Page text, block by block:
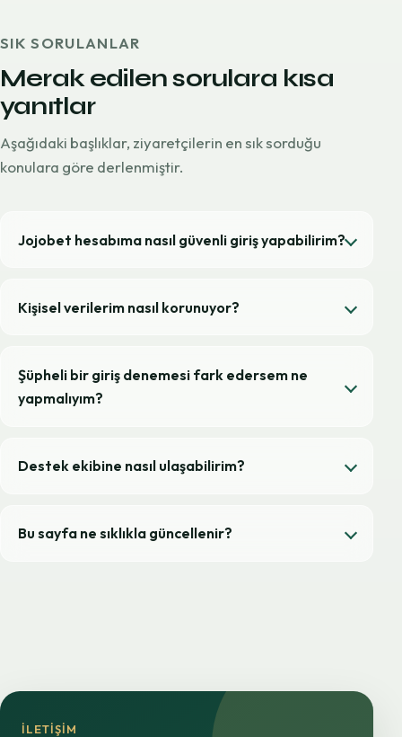
SIK SORULANLAR
Merak edilen sorulara kısa
yanıtlar
Aşağıdaki başlıklar, ziyaretçilerin en sık sorduğu
konulara göre derlenmiştir.
Jojobet hesabıma nasıl güvenli giriş yapabilirim?
Kişisel verilerim nasıl korunuyor?
Şüpheli bir giriş denemesi fark edersem ne
yapmalıyım?
Destek ekibine nasıl ulaşabilirim?
Bu sayfa ne sıklıkla güncellenir?
İLETIŞIM